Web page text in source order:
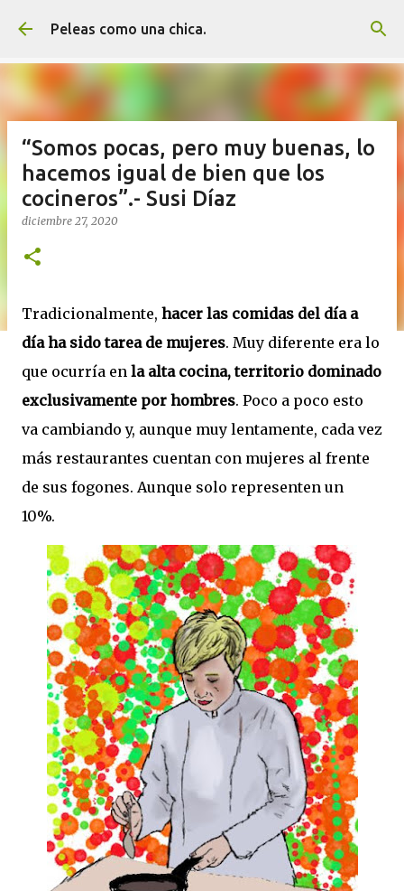
Ir al contenido principal
Peleas como una chica.
“Somos pocas, pero muy buenas, lo
hacemos igual de bien que los
cocineros”.- Susi Díaz
diciembre 27, 2020
Tradicionalmente, hacer las comidas del día a
día ha sido tarea de mujeres. Muy diferente era lo
que ocurría en la alta cocina, territorio dominado
exclusivamente por hombres. Poco a poco esto
va cambiando y, aunque muy lentamente, cada vez
más restaurantes cuentan con mujeres al frente
de sus fogones. Aunque solo representen un
10%.